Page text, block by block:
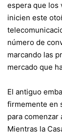
espera que los
inicien este
número de
marcando las
mercado que
El antiguo
firmemente en
para comenzar
Mientras la